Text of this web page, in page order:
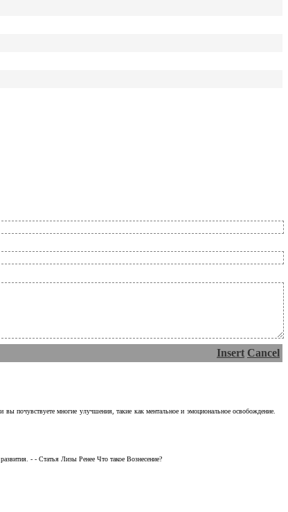
Insert Cancel
почувствуете многие улучшения, такие как ментальное и эмоциональное освобождение.
- - Статья Лизы Ренее Что такое Вознесение?